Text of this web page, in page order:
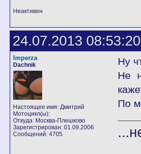
Неактивен
24.07.2013 08:53:20
Imperza
Dachnik
Настоящее имя: Дмитрий
Мотоцикл(ы):
Откуда: Москва-Плешково
Зарегистрирован: 01.09.2006
Сообщений: 4705
Ну
Не
По